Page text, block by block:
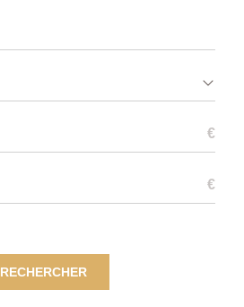
€
€
RECHERCHER